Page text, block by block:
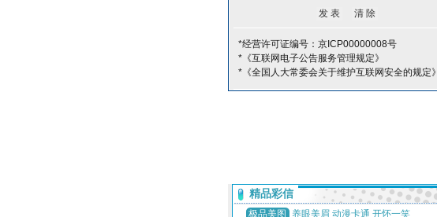
*经营许可证编号：京ICP00000008号
*《互联网电子公告服务管理规定》
*《全国人大常委会关于维护互联网安全的规定》